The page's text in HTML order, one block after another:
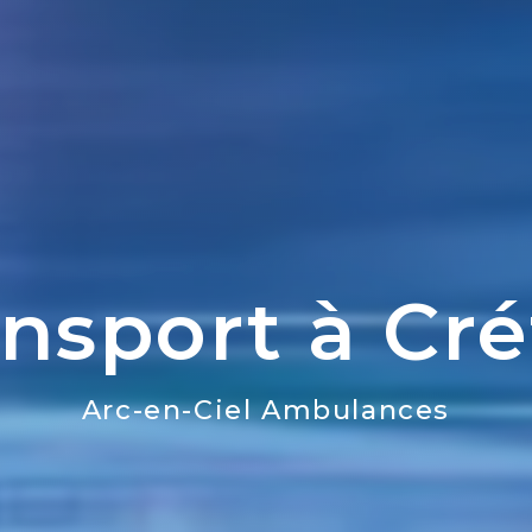
à
Arc-en-Ciel Ambulances